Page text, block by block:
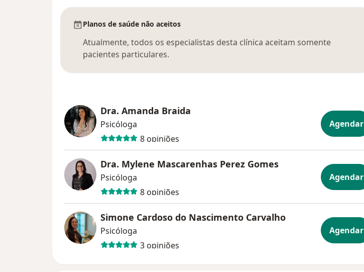
Planos de saúde não aceitos
Atualmente, todos os especialistas desta clínica aceitam somente
pacientes particulares.
Dra. Amanda Braida
Psicóloga
8 opiniões
Agendar
Dra. Mylene Mascarenhas Perez Gomes
Psicóloga
8 opiniões
Agendar
Simone Cardoso do Nascimento Carvalho
Psicóloga
3 opiniões
Agendar